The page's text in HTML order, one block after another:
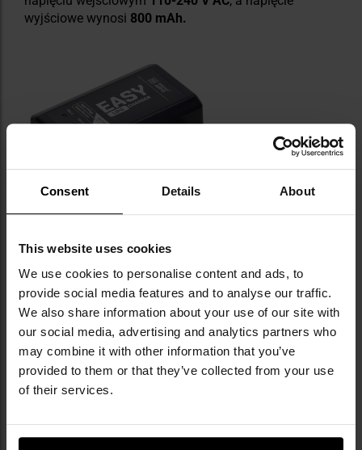
Consent Details About
This website uses cookies
We use cookies to personalise content and ads, to
provide social media features and to analyse our traffic.
We also share information about your use of our site with
our social media, advertising and analytics partners who
may combine it with other information that you’ve
provided to them or that they’ve collected from your use
of their services.
wyjściowe wynosi 800 mAh.